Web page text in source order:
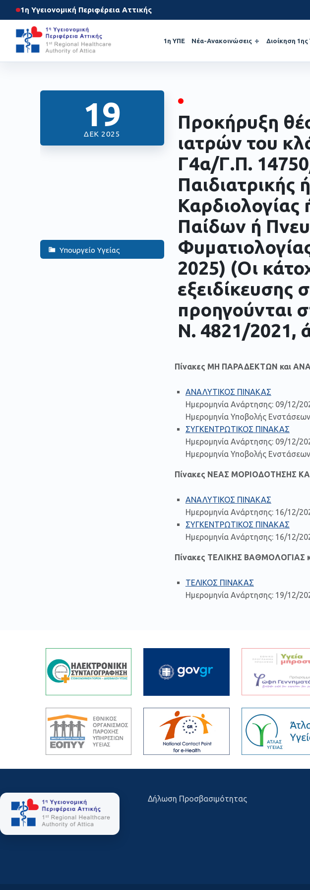
1η Υγειονομική Περιφέρεια Αττικής
1η ΥΠΕ Νέα-Ανακοινώσεις Διοίκηση 1ης
19
ΔΕΚ 2025
Υπουργείο Υγείας
•
Προκήρυξη
ιατρών του
Γ4α/Γ.Π.
Παιδιατρικής
Καρδιολογίας
Παίδων ή
2025) (Οι
προηγούνται
Ν. 4821/2021,
Πίνακες ΜΗ ΠΑΡΑΔΕΚΤΩΝ και
ΑΝΑΛΥΤΙΚΟΣ ΠΙΝΑΚΑΣ
Ημερομηνία Ανάρτησης: 09/12/
Ημερομηνία Υποβολής
ΣΥΓΚΕΝΤΡΩΤΙΚΟΣ ΠΙΝΑΚΑΣ
Ημερομηνία Ανάρτησης: 09/12/
Ημερομηνία Υποβολής
Πίνακες ΝΕΑΣ ΜΟΡΙΟΔΟΤΗΣΗΣ
ΑΝΑΛΥΤΙΚΟΣ ΠΙΝΑΚΑΣ
Ημερομηνία Ανάρτησης: 16/12/
ΣΥΓΚΕΝΤΡΩΤΙΚΟΣ ΠΙΝΑΚΑΣ
Ημερομηνία Ανάρτησης: 16/12/
Πίνακες ΤΕΛΙΚΗΣ ΒΑΘΜΟΛΟΓΙΑΣ
ΤΕΛΙΚΟΣ ΠΙΝΑΚΑΣ
Ημερομηνία Ανάρτησης: 19/12/
Δήλωση Προσβασιμότητας